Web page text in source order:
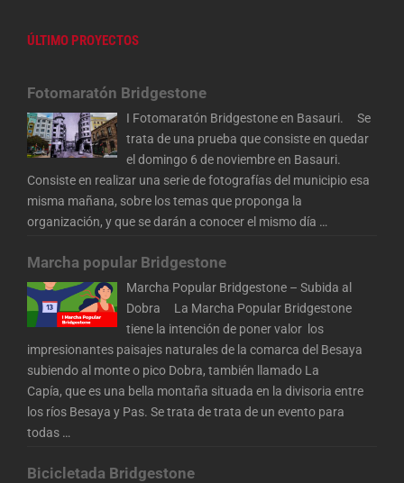
ÚLTIMO PROYECTOS
Fotomaratón Bridgestone
I Fotomaratón Bridgestone en Basauri. Se
trata de una prueba que consiste en quedar
el domingo 6 de noviembre en Basauri.
Consiste en realizar una serie de fotografías del municipio esa
misma mañana, sobre los temas que proponga la
organización, y que se darán a conocer el mismo día …
Marcha popular Bridgestone
Marcha Popular Bridgestone – Subida al
Dobra La Marcha Popular Bridgestone
tiene la intención de poner valor los
impresionantes paisajes naturales de la comarca del Besaya
subiendo al monte o pico Dobra, también llamado La
Capía, que es una bella montaña situada en la divisoria entre
los ríos Besaya y Pas. Se trata de trata de un evento para
todas …
Bicicletada Bridgestone